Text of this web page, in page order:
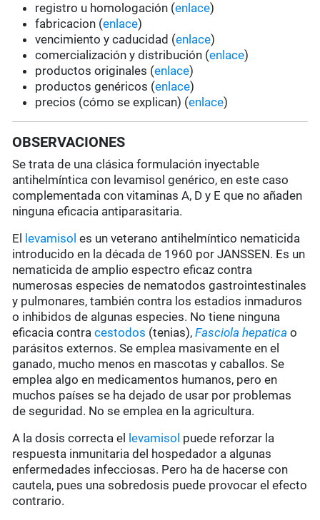
registro u homologación (enlace)
fabricacion (enlace)
vencimiento y caducidad (enlace)
comercialización y distribución (enlace)
productos originales (enlace)
productos genéricos (enlace)
precios (cómo se explican) (enlace)
OBSERVACIONES
Se trata de una clásica formulación inyectable
antihelmíntica con levamisol genérico, en este caso
complementada con vitaminas A, D y E que no añaden
ninguna eficacia antiparasitaria.
El
levamisol es un veterano antihelmíntico nematicida
introducido en la década de 1960 por JANSSEN. Es un
nematicida de amplio espectro eficaz contra
numerosas especies de nematodos gastrointestinales
y pulmonares, también contra los estadios inmaduros
o inhibidos de algunas especies. No tiene ninguna
eficacia contracestodos (tenias),Fasciola hepatica o
parásitos externos. Se emplea masivamente en el
ganado, mucho menos en mascotas y caballos. Se
emplea algo en medicamentos humanos, pero en
muchos países se ha dejado de usar por problemas
de seguridad. No se emplea en la agricultura.
A la dosis correcta el levamisol puede reforzar la
respuesta inmunitaria del hospedador a algunas
enfermedades infecciosas. Pero ha de hacerse con
cautela, pues una sobredosis puede provocar el efecto
contrario.